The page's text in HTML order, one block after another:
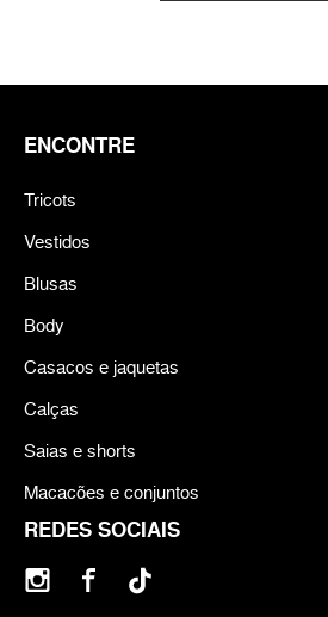
REDES SOCIAIS
ENCONTRE
Tricots
Vestidos
Blusas
Body
Casacos e jaquetas
Calças
Saias e shorts
Macacões e conjuntos